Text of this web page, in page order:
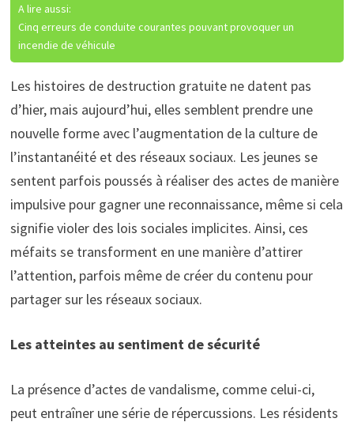
A lire aussi:
Cinq erreurs de conduite courantes pouvant provoquer un
incendie de véhicule
Les histoires de destruction gratuite ne datent pas
d’hier, mais aujourd’hui, elles semblent prendre une
nouvelle forme avec l’augmentation de la culture de
l’instantanéité et des réseaux sociaux. Les jeunes se
sentent parfois poussés à réaliser des actes de manière
impulsive pour gagner une reconnaissance, même si cela
signifie violer des lois sociales implicites. Ainsi, ces
méfaits se transforment en une manière d’attirer
l’attention, parfois même de créer du contenu pour
partager sur les réseaux sociaux.
Les atteintes au sentiment de sécurité
La présence d’actes de vandalisme, comme celui-ci,
peut entraîner une série de répercussions. Les résidents